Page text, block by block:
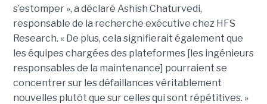
s’estomper », a déclaré Ashish Chaturvedi,
responsable de la recherche exécutive chez HFS
Research. « De plus, cela signifierait également que
les équipes chargées des plateformes [les ingénieurs
responsables de la maintenance] pourraient se
concentrer sur les défaillances véritablement
nouvelles plutôt que sur celles qui sont répétitives. »